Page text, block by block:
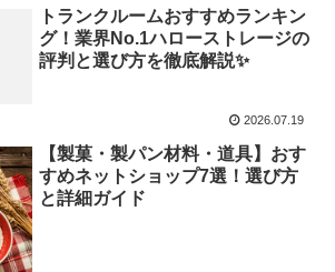
トランクルームおすすめランキン
グ！業界No.1ハローストレージの
評判と選び方を徹底解説✨
2026.07.19
【製菓・製パン材料・道具】おす
すめネットショップ7選！選び方
と詳細ガイド